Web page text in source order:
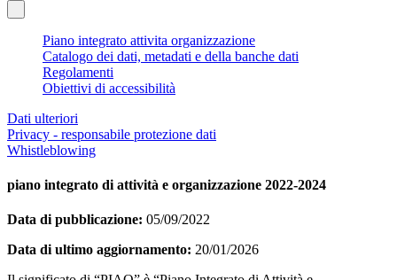
Piano integrato attivita organizzazione
Catalogo dei dati, metadati e della banche dati
Regolamenti
Obiettivi di accessibilità
Dati ulteriori
Privacy - responsabile protezione dati
Whistleblowing
piano integrato di attività e organizzazione 2022-2024
Data di pubblicazione: 05/09/2022
Data di ultimo aggiornamento: 20/01/2026